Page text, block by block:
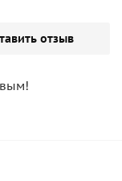
отзыв